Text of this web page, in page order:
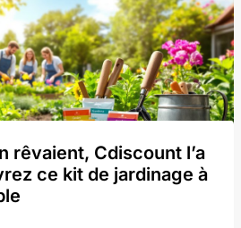
rêvaient, Cdiscount l’a
ce kit de jardinage à